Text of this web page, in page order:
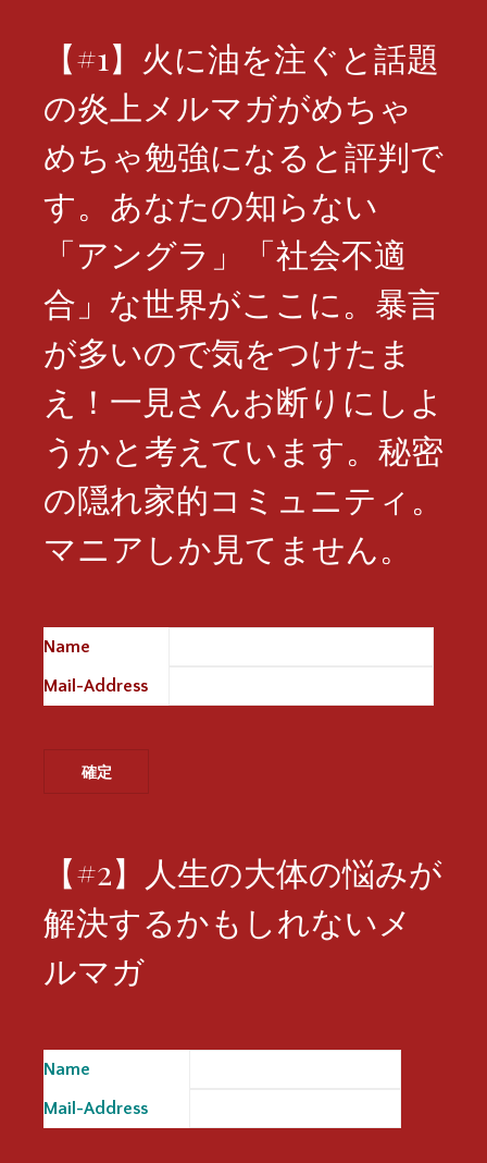
【#1】火に油を注ぐと話題
の炎上メルマガがめちゃ
めちゃ勉強になると評判で
す。あなたの知らない
「アングラ」「社会不適
合」な世界がここに。暴言
が多いので気をつけたま
え！一見さんお断りにしよ
うかと考えています。秘密
の隠れ家的コミュニティ。
マニアしか見てません。
Name
Mail-Address
【#2】人生の大体の悩みが
解決するかもしれないメ
ルマガ
Name
Mail-Address